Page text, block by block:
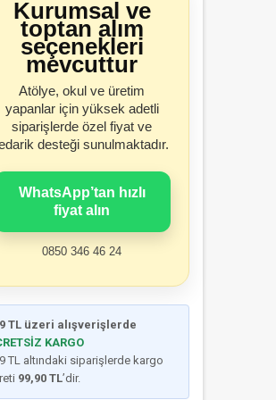
Kurumsal ve
toptan alım
seçenekleri
mevcuttur
Atölye, okul ve üretim
yapanlar için yüksek adetli
siparişlerde özel fiyat ve
desteği sunulmaktadır.
WhatsApp’tan hızlı
fiyat alın
0850 346 46 24
TL üzeri alışverişlerde
KARGO
TL altındaki siparişlerde kargo
99,90 TL’dir.